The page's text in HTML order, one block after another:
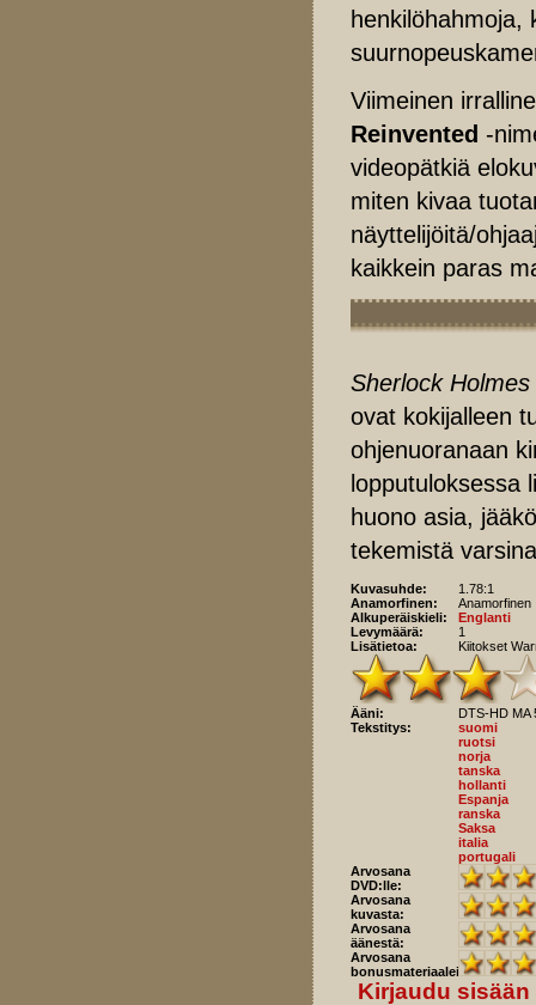
henkilöhahmoja,
Viimeinen
Reinvented -
videopätkiä
miten kivaa
näyttelijöitä/
kaikkein paras
Sherlock Holmes
ovat kokijalleen
ohjenuoranaan
lopputuloksessa
huono asia,
tekemistä
Kuvasuhde:
1.78:1
Anamorfinen:
Anamorfinen
Alkuperäiskieli:
Englanti
Levymäärä:
1
Lisätietoa:
Kiitokset
Ääni:
DTS-HD MA
Tekstitys:
suomi
ruotsi
norja
tanska
hollanti
Espanja
ranska
Saksa
italia
portugali
Arvosana
DVD:lle:
Arvosana
kuvasta:
Arvosana
äänestä:
Arvosana
bonusmateriaaleista:
Kirjaudu sisään